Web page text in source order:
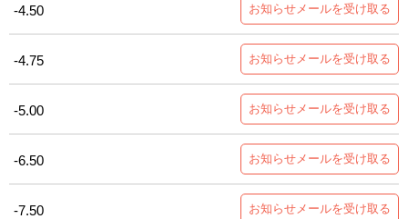
-4.50 お知らせメールを受け取る
-4.75 お知らせメールを受け取る
-5.00 お知らせメールを受け取る
-6.50 お知らせメールを受け取る
-7.50 お知らせメールを受け取る